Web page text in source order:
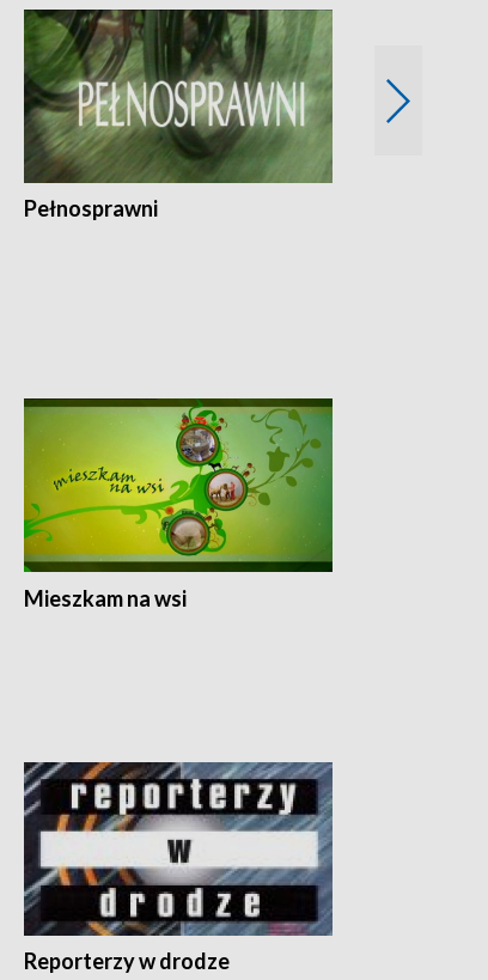
Pełnosprawni
Mieszkam na wsi
Reporterzy w drodze